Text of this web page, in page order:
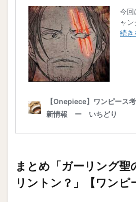
まとめ「ガーリング聖
リントン？」【ワンピ